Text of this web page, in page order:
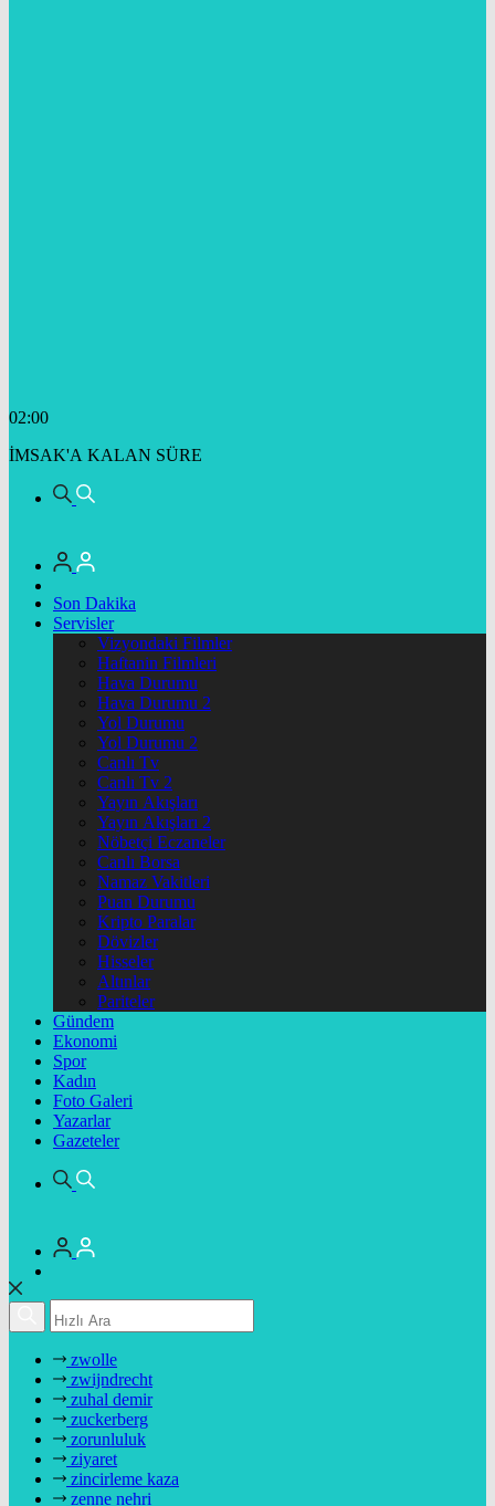
02:00
İMSAK'A KALAN SÜRE
Son Dakika
Servisler
Vizyondaki Filmler
Haftanin Filmleri
Hava Durumu
Hava Durumu 2
Yol Durumu
Yol Durumu 2
Canlı Tv
Canlı Tv 2
Yayın Akışları
Yayın Akışları 2
Nöbetçi Eczaneler
Canlı Borsa
Namaz Vakitleri
Puan Durumu
Kripto Paralar
Dövizler
Hisseler
Altınlar
Pariteler
Gündem
Ekonomi
Spor
Kadın
Foto Galeri
Yazarlar
Gazeteler
zwolle
zwijndrecht
zuhal demir
zuckerberg
zorunluluk
ziyaret
zincirleme kaza
zenne nehri